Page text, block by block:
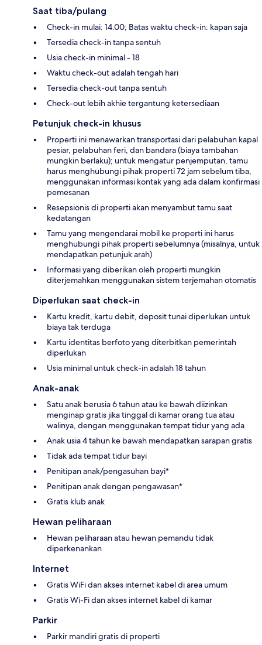
Saat tiba/pulang
Check-in mulai: 14.00; Batas waktu check-in: kapan saja
Tersedia check-in tanpa sentuh
Usia check-in minimal - 18
Waktu check-out adalah tengah hari
Tersedia check-out tanpa sentuh
Check-out lebih akhie tergantung ketersediaan
Petunjuk check-in khusus
Properti ini menawarkan transportasi dari pelabuhan kapal
pesiar, pelabuhan feri, dan bandara (biaya tambahan
mungkin berlaku); untuk mengatur penjemputan, tamu
harus menghubungi pihak properti 72 jam sebelum tiba,
menggunakan informasi kontak yang ada dalam konfirmasi
pemesanan
Resepsionis di properti akan menyambut tamu saat
kedatangan
Tamu yang mengendarai mobil ke properti ini harus
menghubungi pihak properti sebelumnya (misalnya, untuk
mendapatkan petunjuk arah)
Informasi yang diberikan oleh properti mungkin
diterjemahkan menggunakan sistem terjemahan otomatis
Diperlukan saat check-in
Kartu kredit, kartu debit, deposit tunai diperlukan untuk
biaya tak terduga
Kartu identitas berfoto yang diterbitkan pemerintah
diperlukan
Usia minimal untuk check-in adalah 18 tahun
Anak-anak
Satu anak berusia 6 tahun atau ke bawah diizinkan
menginap gratis jika tinggal di kamar orang tua atau
walinya, dengan menggunakan tempat tidur yang ada
Anak usia 4 tahun ke bawah mendapatkan sarapan gratis
Tidak ada tempat tidur bayi
Penitipan anak/pengasuhan bayi*
Penitipan anak dengan pengawasan*
Gratis klub anak
Hewan peliharaan
Hewan peliharaan atau hewan pemandu tidak
diperkenankan
Internet
Gratis WiFi dan akses internet kabel di area umum
Gratis Wi-Fi dan akses internet kabel di kamar
Parkir
Parkir mandiri gratis di properti